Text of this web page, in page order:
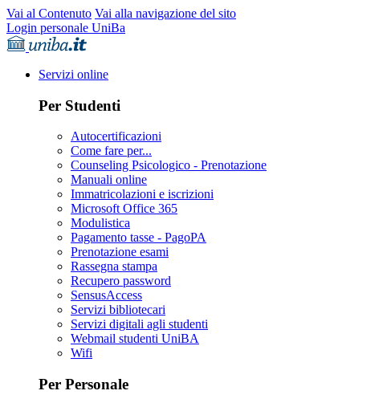
Vai al Contenuto Vai alla navigazione del sito
Login personale UniBa
Servizi online
Per Studenti
Autocertificazioni
Come fare per...
Counseling Psicologico - Prenotazione
Manuali online
Immatricolazioni e iscrizioni
Microsoft Office 365
Modulistica
Pagamento tasse - PagoPA
Prenotazione esami
Rassegna stampa
Recupero password
SensusAccess
Servizi bibliotecari
Servizi digitali agli studenti
Webmail studenti UniBA
Wifi
Per Personale